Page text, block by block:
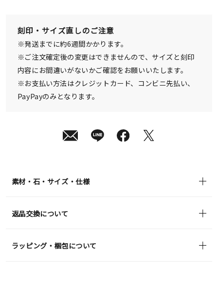
送
¥22,000 (tax
in)
刻印・サイズ直しのご注意
※発送までに約6週間かかります。
※ご注文確定後の変更はできませんので、サイズと刻印
内容にお間違いがないかご確認をお願いいたします。
※お支払い方法はクレジットカード、コンビニ先払い、
PayPayのみとなります。
素材・石・サイズ・仕様
返品交換について
ラッピング・梱包について